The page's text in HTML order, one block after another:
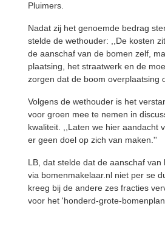
Pluimers.
Nadat zij het genoemde bedrag
stelde de wethouder: ,,De kosten
de aanschaf van de bomen zelf,
plaatsing, het straatwerk en de
zorgen dat de boom overplaatsing
Volgens de wethouder is het
voor groen mee te nemen in
kwaliteit. ,,Laten we hier aandacht
er geen doel op zich van maken.''
LB, dat stelde dat de aanschaf van
via bomenmakelaar.nl niet per se
kreeg bij de andere zes fracties
voor het 'honderd-grote-